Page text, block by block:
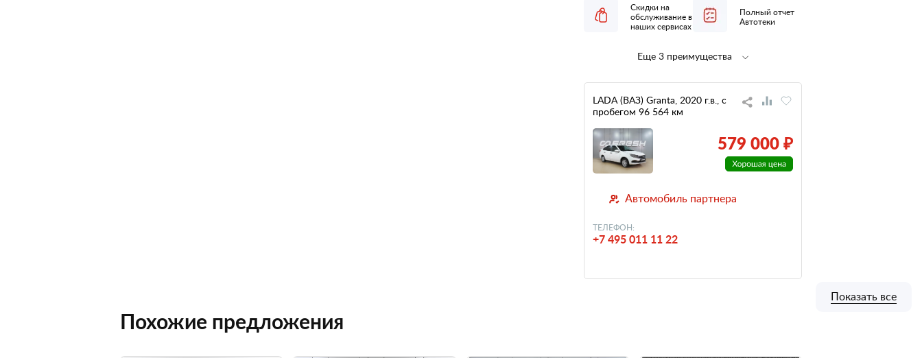
Скидки на
обслуживание в
наших сервисах
Полный отчет
Автотеки
Полная
низкий
налог
Еще 3 преимущества
LADA (ВАЗ) Granta, 2020 г.в., с
пробегом 96 564 км
579 000 ₽
Автомобиль партнера
ТЕЛЕФОН:
+7 495 011 11 22
Похожие предложения
Показать все